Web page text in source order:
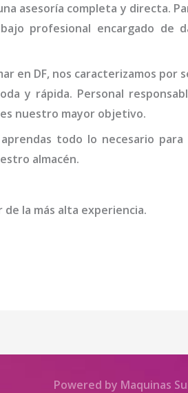
asesoría completa y directa.
profesional encargado de
en DF, nos caracterizamos por
y rápida. Personal
nuestro mayor objetivo.
todo lo necesario para
almacén.
la más alta experiencia.
Powered by Maquinas